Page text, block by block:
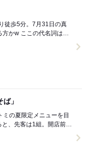
詞はド
」
の夏限定メニューを目